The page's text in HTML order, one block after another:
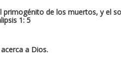
primogénito de los muertos, y el
1: 5
a Dios.